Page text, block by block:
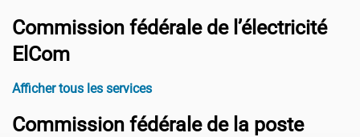
Commission fédérale de l’électricité
ElCom
Afficher tous les services
Commission fédérale de la poste